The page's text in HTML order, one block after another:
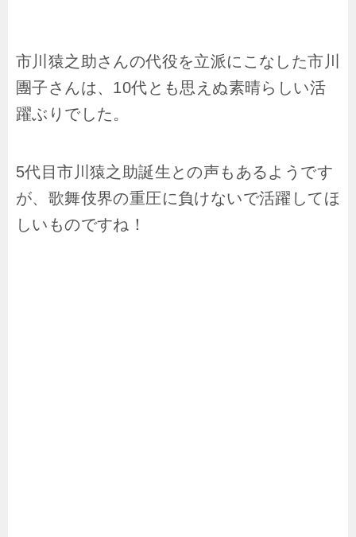
市川猿之助さんの代役を立派にこなした市川
團子さんは、10代とも思えぬ素晴らしい活
躍ぶりでした。
5代目市川猿之助誕生との声もあるようです
が、歌舞伎界の重圧に負けないで活躍してほ
しいものですね！